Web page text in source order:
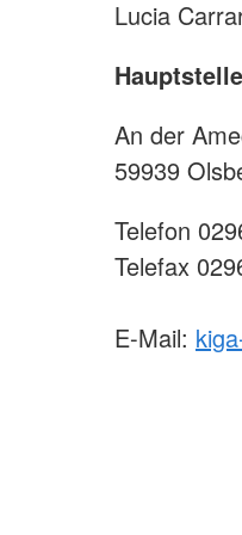
Lucia
An der
59939
Telefon
Telefax
E-Mail: